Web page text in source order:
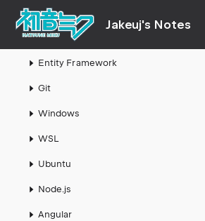
Jakeuj's Notes
AWS
阿里雲
Entity Framework
Git
Windows
WSL
Ubuntu
Node.js
Angular